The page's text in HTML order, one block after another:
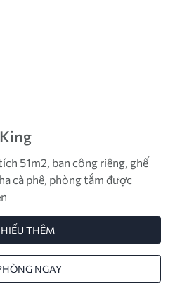
51m2, ban công riêng, ghế
cà phê, phòng tắm được
THÊM
NGAY